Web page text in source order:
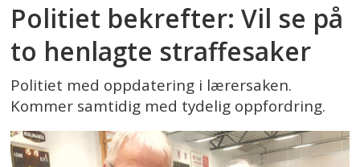
Politiet bekrefter: Vil se på
to henlagte straffesaker
Politiet med oppdatering i lærersaken.
Kommer samtidig med tydelig oppfordring.